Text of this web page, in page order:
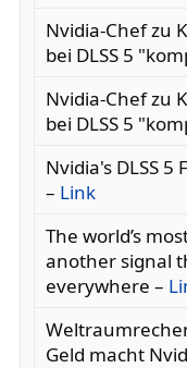
Nvidia-Chef zu
bei DLSS 5
Nvidia-Chef zu
bei DLSS 5
Nvidia's DLSS 5
– Link
The world’s
another signal
everywhere –
Geld macht